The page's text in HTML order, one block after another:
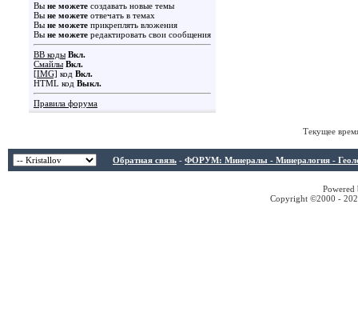
Вы не можете создавать новые темы
Вы не можете отвечать в темах
Вы не можете прикреплять вложения
Вы не можете редактировать свои сообщения
BB коды Вкл.
Смайлы Вкл.
[IMG] код Вкл.
HTML код Выкл.
Правила форума
Текущее
Обратная связь - ФОРУМ: Минералы - Минералогия -
Copyright ©2000 -